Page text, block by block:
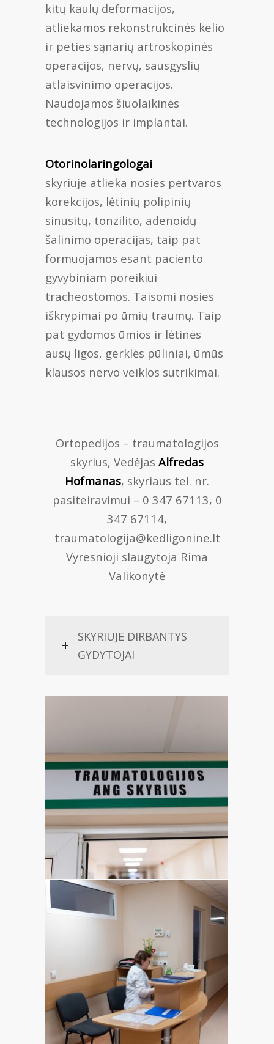
kitų kaulų deformacijos,
atliekamos rekonstrukcinės kelio
ir peties sąnarių artroskopinės
operacijos, nervų, sausgyslių
atlaisvinimo operacijos.
Naudojamos šiuolaikinės
technologijos ir implantai.
Otorinolaringologai
skyriuje atlieka nosies pertvaros
korekcijos, lėtinių polipinių
sinusitų, tonzilito, adenoidų
šalinimo operacijas, taip pat
formuojamos esant paciento
gyvybiniam poreikiui
tracheostomos. Taisomi nosies
iškrypimai po ūmių traumų. Taip
pat gydomos ūmios ir lėtinės
ausų ligos, gerklės pūliniai, ūmūs
klausos nervo veiklos sutrikimai.
Ortopedijos – traumatologijos
skyrius, Vedėjas Alfredas
Hofmanas, skyriaus tel. nr.
pasiteiravimui – 0 347 67113, 0
347 67114,
traumatologija@kedligonine.lt
Vyresnioji slaugytoja Rima
Valikonytė
SKYRIUJE DIRBANTYS
GYDYTOJAI